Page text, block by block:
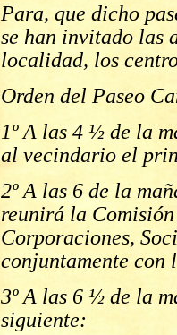
Para, que dicho
se han invitado las
localidad, los
Orden del Paseo
1º A las 4 ½ de la
al vecindario el
2º A las 6 de la
reunirá la
Corporaciones,
conjuntamente con
3º A las 6 ½ de la
siguiente: